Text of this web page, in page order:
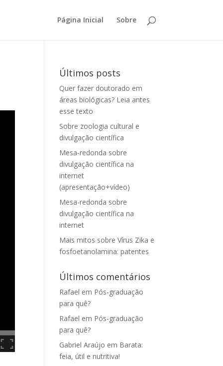
Página Inicial Sobre
Últimos posts
Quer fazer doutorado em
áreas biológicas? Leia antes
esse texto
Sobre zoologia cultural e
divulgação científica
Mesa-redonda sobre
divulgação científica na
internet
(apresentação+vídeo)
Mesa-redonda sobre
divulgação científica na
internet
Mais mitos sobre Vírus Zika e
fosfoetanolamina: patentes
Últimos comentários
Rafael em Pós-graduação
para quê?
Rafael em Pós-graduação
para quê?
Gabriel Araújo em Barata:
feia, útil e nutritiva!